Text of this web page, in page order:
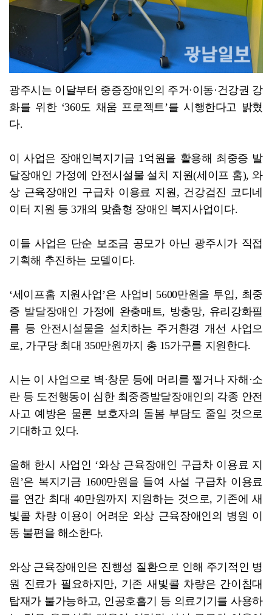
광주시는 이달부터 중증장애인의 주거·이동·건강권 강
화를 위한 ‘360도 채움 프로젝트’를 시행한다고 밝혔
다.
이 사업은 장애인복지기금 1억원을 활용해 최중증 발
달장애인 가정에 안전시설물 설치 지원(세이프 홈), 와
상 근육장애인 구급차 이용료 지원, 건강검진 코디네
이터 지원 등 3개의 맞춤형 장애인 복지사업이다.
이들 사업은 단순 보조금 공모가 아닌 광주시가 직접
기획해 추진하는 모델이다.
‘세이프홈 지원사업’은 사업비 5600만원을 투입, 최중
증 발달장애인 가정에 완충매트, 방충망, 유리강화필
름 등 안전시설물을 설치하는 주거환경 개선 사업으
로, 가구당 최대 350만원까지 총 15가구를 지원한다.
시는 이 사업으로 벽·창문 등에 머리를 찧거나 자해·소
란 등 도전행동이 심한 최중증발달장애인의 각종 안전
사고 예방은 물론 보호자의 돌봄 부담도 줄일 것으로
기대하고 있다.
올해 한시 사업인 ‘와상 근육장애인 구급차 이용료 지
원’은 복지기금 1600만원을 들여 사설 구급차 이용료
를 연간 최대 40만원까지 지원하는 것으로, 기존에 새
빛콜 차량 이용이 어려운 와상 근육장애인의 병원 이
동 불편을 해소한다.
와상 근육장애인은 진행성 질환으로 인해 주기적인 병
원 진료가 필요하지만, 기존 새빛콜 차량은 간이침대
탑재가 불가능하고, 인공호흡기 등 의료기기를 사용하